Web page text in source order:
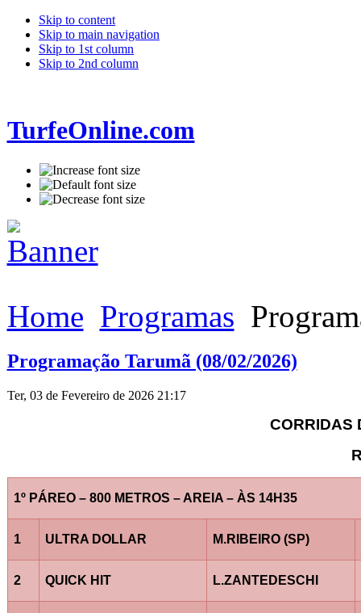
Skip to content
Skip to main navigation
Skip to 1st column
Skip to 2nd column
TurfeOnline.com
Home Programas
Programação Tarumã (08/02/2026)
Ter, 03 de Fevereiro de 2026 21:17
CORRIDAS
1º PÁREO – 800 METROS – AREIA – ÀS 14H35
1 ULTRA DOLLAR M.RIBEIRO (SP)
2 QUICK HIT L.ZANTEDESCHI